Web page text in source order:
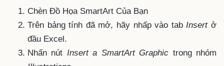
Chèn Đồ Họa SmartArt Của Bạn
Trên bảng tính đã mở, hãy nhấp vào tab Insertở
đầu Excel.
Nhấn nút Insert a SmartArt Graphic trong nhóm